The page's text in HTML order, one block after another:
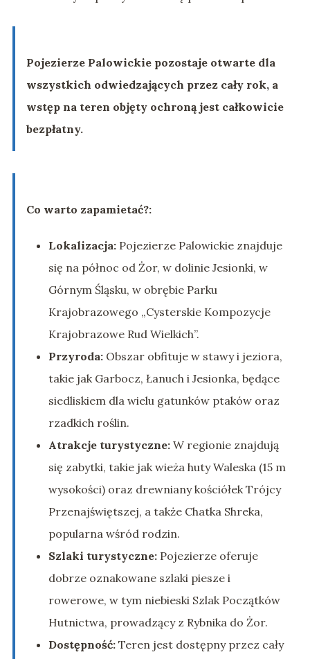
Pojezierze Palowickie pozostaje otwarte dla
wszystkich odwiedzających przez cały rok, a
wstęp na teren objęty ochroną jest całkowicie
bezpłatny.
Co warto zapamietać?:
Lokalizacja:Pojezierze Palowickie znajduje
się na północ od Żor, w dolinie Jesionki, w
Górnym Śląsku, w obrębie Parku
Krajobrazowego „Cysterskie Kompozycje
Krajobrazowe Rud Wielkich”.
Przyroda:Obszar obfituje w stawy i jeziora,
takie jak Garbocz, Łanuch i Jesionka, będące
siedliskiem dla wielu gatunków ptaków oraz
rzadkich roślin.
Atrakcje turystyczne:W regionie znajdują
się zabytki, takie jak wieża huty Waleska (15 m
wysokości) oraz drewniany kościółek Trójcy
Przenajświętszej, a także Chatka Shreka,
popularna wśród rodzin.
Szlaki turystyczne:Pojezierze oferuje
dobrze oznakowane szlaki piesze i
rowerowe, w tym niebieski Szlak Początków
Hutnictwa, prowadzący z Rybnika do Żor.
Dostępność:Teren jest dostępny przez cały